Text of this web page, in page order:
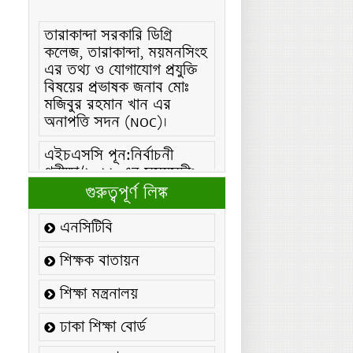
কলেজ, তারাকান্দা, ময়মনসিংহ
এর তথ্য ও যোগাযোগ প্রযুক্তি
বিষয়ের প্রভাষক জনাব মোঃ
মজিবুর রহমান খান এর
অনাপত্তি সদন (NOC)।
এইচএসসি পূন:নির্বাচনী
পরীক্ষা/২০২৬ এর সময়সূচীঃ
এইচএসসি (বিএমটি) ফরম
পূরণ/২০২৬ বিজ্ঞপ্তিঃ
এইচএসসি ফরম/২০২৬ পূরণ
বিজ্ঞপ্তিঃ
২১ ফেব্রুয়ারি/২০২৬ ইং
তারিখে “শহিদ দিবস ও
আন্তর্জাতিক মাতৃভাষা
দিবস-২০২৬ উদযাপন
গুরুত্বপূর্ণ লিঙ্ক
এনসিটিবি
শিক্ষক বাতায়ন
শিক্ষা মন্ত্রনালয়
ঢাকা শিক্ষা বোর্ড